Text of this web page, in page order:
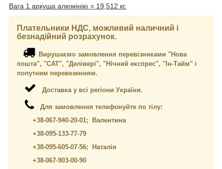
Вага 1 аркуша алюмінію = 19,512 кг.
Плательники НДС, можливий наличний і
безнадійний розрахунок.
Вирушаємо замовлення перевізниками "Нова
пошта", "САТ", "Делівері", "Нічний експрес", "Ін-Тайм" і
попутним перевезенням.
Доставка у всі регіони України.
Для замовлення телефонуйте по тілу:
+38-067-940-20-01; Валентина
+38-095-133-77-79
+38-095-605-07-56; Наталія
+38-067-903-00-90